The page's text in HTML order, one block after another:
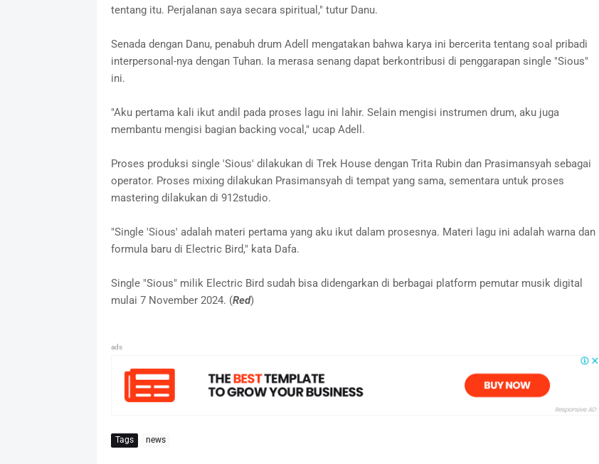
tentang itu. Perjalanan saya secara spiritual," tutur Danu.
Senada dengan Danu, penabuh drum Adell mengatakan bahwa karya ini bercerita tentang soal pribadi
interpersonal-nya dengan Tuhan. Ia merasa senang dapat berkontribusi di penggarapan single "Sious"
ini.
"Aku pertama kali ikut andil pada proses lagu ini lahir. Selain mengisi instrumen drum, aku juga
membantu mengisi bagian backing vocal," ucap Adell.
Proses produksi single 'Sious' dilakukan di Trek House dengan Trita Rubin dan Prasimansyah sebagai
operator. Proses mixing dilakukan Prasimansyah di tempat yang sama, sementara untuk proses
mastering dilakukan di 912studio.
"Single 'Sious' adalah materi pertama yang aku ikut dalam prosesnya. Materi lagu ini adalah warna dan
formula baru di Electric Bird," kata Dafa.
Single "Sious" milik Electric Bird sudah bisa didengarkan di berbagai platform pemutar musik digital
mulai 7 November 2024. (Red)
ads
Tags news